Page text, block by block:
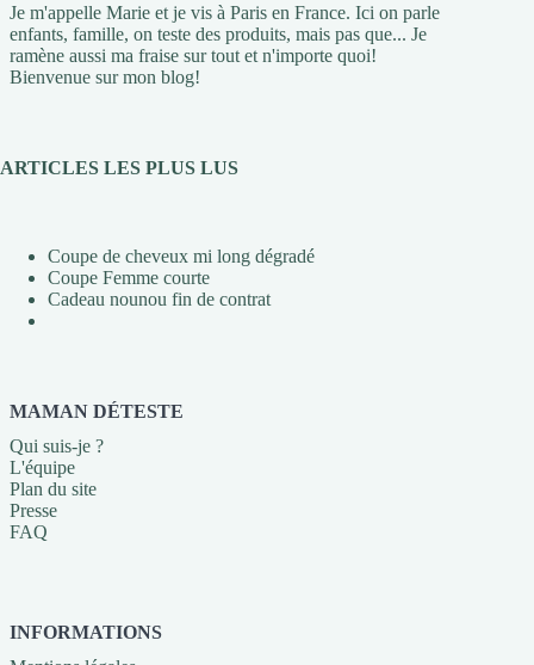
Je m'appelle Marie et je vis à Paris en France. Ici on parle
enfants, famille, on teste des produits, mais pas que... Je
ramène aussi ma fraise sur tout et n'importe quoi!
Bienvenue sur mon blog!
ARTICLES LES PLUS LUS
Coupe de cheveux mi long dégradé
Coupe Femme courte
Cadeau nounou fin de contrat
MAMAN DÉTESTE
Qui suis-je ?
L'équipe
Plan du site
Presse
FAQ
INFORMATIONS